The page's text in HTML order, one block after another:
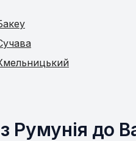
Румунія до